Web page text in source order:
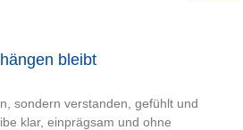
bleibt
sondern verstanden, gefühlt und
klar, einprägsam und ohne